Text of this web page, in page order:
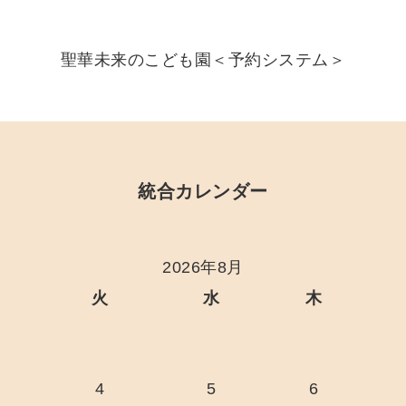
聖華未来のこども園＜予約システム＞
統合カレンダー
2026年8月
火 水 木
4
5
6